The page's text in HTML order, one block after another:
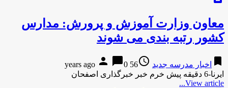
معاون وزارت آموزش و پرورش: مدارس
کشور رتبه بندی می شوند
bookmark اخبار مدرسه جدید access_time
56 years ago
person chat_bubble0
ایرنا-6 دقیقه پیش خرم خبر خبرگذاری اصفحان
View article...